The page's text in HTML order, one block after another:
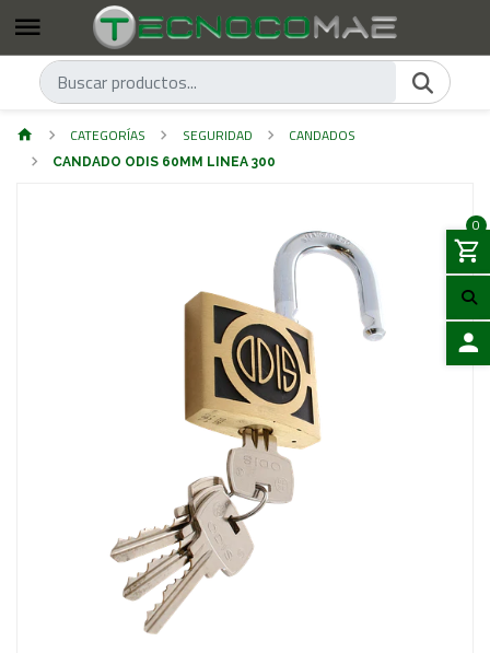
0
CATEGORÍAS SEGURIDAD CANDADOS
CANDADO ODIS 60MM LINEA 300